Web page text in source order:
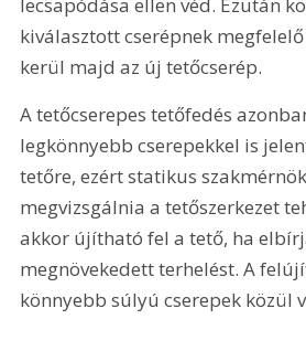
kiválasztott cserépnek megfelelő
kerül majd az új tetőcserép.
A tetőcserepes tetőfedés
legkönnyebb cserepekkel is
tetőre, ezért statikus
megvizsgálnia a tetőszerkezet
akkor újítható fel a tető, ha
megnövekedett terhelést. A
könnyebb súlyú cserepek közül